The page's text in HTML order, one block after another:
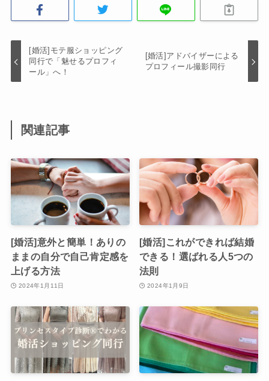
[婚活]モテ服ショッピング
同行で「魅せるプロフィ
ール」へ！
[婚活]アドバイザーによる
プロフィール撮影同行
関連記事
[婚活]意外と簡単！ありの
ままの自分で自己肯定感を
上げる方法
2024年1月11日
[婚活]これができれば結婚
できる！選ばれる人5つの
法則
2024年1月9日